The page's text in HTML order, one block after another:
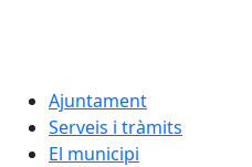
Ajuntament
Serveis i tràmits
El municipi